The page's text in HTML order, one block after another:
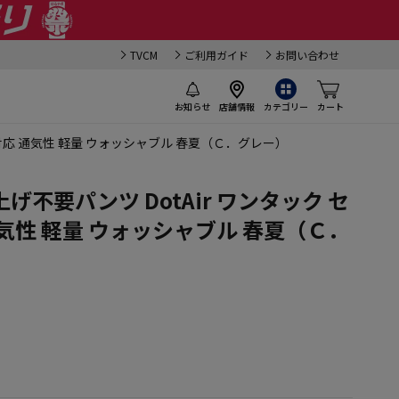
TVCM ご利用ガイド お問い合わせ
お知らせ 店舗情報 カテゴリー カート
通気性 軽量 ウォッシャブル 春夏（Ｃ．グレー）
げ不要パンツ DotAir ワンタック セ
軽量 ウォッシャブル 春夏（Ｃ．